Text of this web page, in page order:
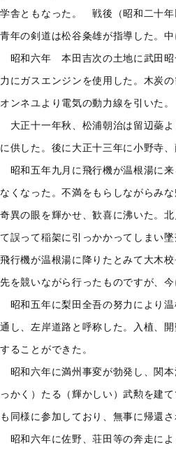
学舎ともなった。 戦後（昭和二十年
青年の剣道は松谷粂雄が指導した。
昭和六年 本田吉次の土地に武田昭
力にガスエンジンを使用した。木炭
オンネユより電気の動力線を引いた。
大正十一年秋、松浦朝治は留辺蘂
に供した。後に大正十三年に小野寺
昭和五年九月に飛行機が温根湯に
なくなった。不満をもらしながらみ
奇異の眼を輝かせ、歓喜に沸いた。
て誤って稲架に引っかかってしまい墜
飛行機が温根湯に降りたとみて大木
先を競いながら行ったものですが、
昭和五年に梨田全吾の努力により
通し、左岸道路と呼称した。入植、
することができた。
昭和六年に満州事変が勃発し、関
っかく）たる（輝かしい）武勲を建
も同様に参加しており、無事に帰還さ
昭和六年に佐野、荘田等の奔走に